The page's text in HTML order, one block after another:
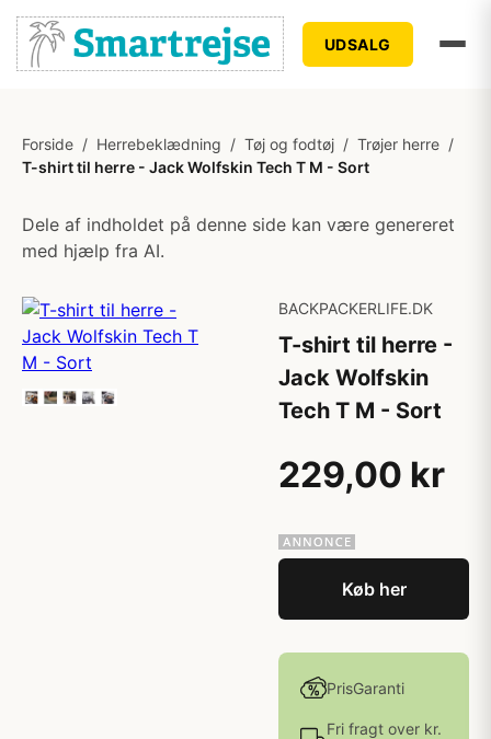
UDSALG
Forside / Herrebeklædning / Tøj og fodtøj / Trøjer herre /
T-shirt til herre - Jack Wolfskin Tech T M - Sort
Dele af indholdet på denne side kan være genereret
med hjælp fra AI.
BACKPACKERLIFE.DK
T-shirt til herre -
Jack Wolfskin
Tech T M - Sort
229,00 kr
Køb her
PrisGaranti
Fri fragt over kr.